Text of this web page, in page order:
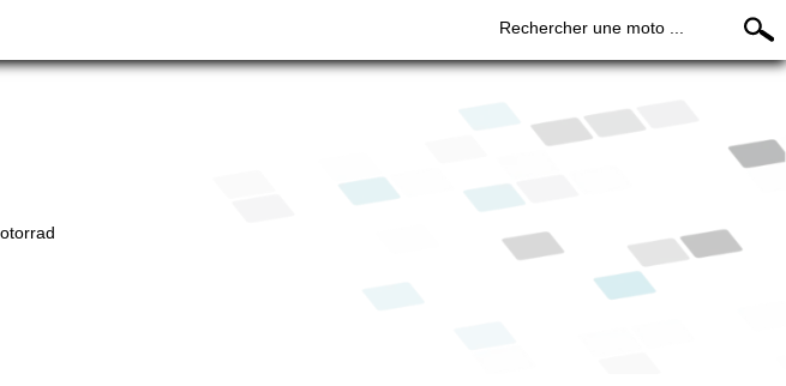
Rechercher une moto ...